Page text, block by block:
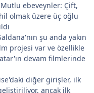
ebeveynler: Çift,
olmak üzere üç oğlu
şu anda yakın
projesi var ve özellikle
devam filmlerinde
diğer girişler, ilk
ancak ilk